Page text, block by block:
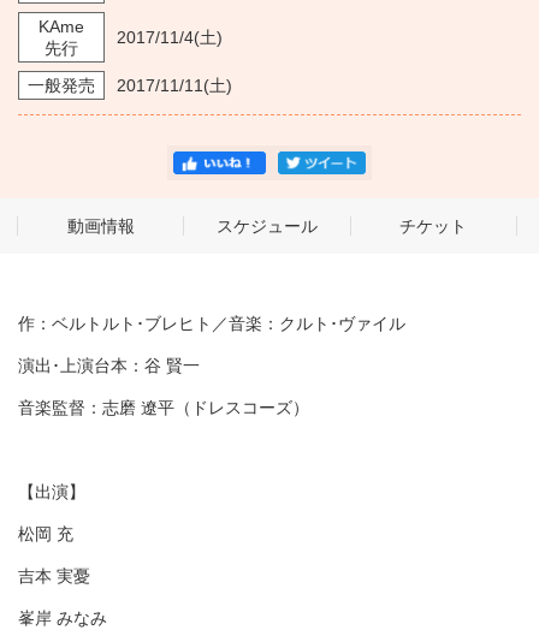
KAme
先行
2017/11/4(土)
一般発売 2017/11/11 (土)
動画情報 スケジュール チケット
作：ベルトルト･ブレヒト／音楽：クルト･ヴァイル
演出･上演台本：谷 賢一
音楽監督：志磨 遼平（ドレスコーズ）
【出演】
松岡 充
吉本 実憂
峯岸 みなみ